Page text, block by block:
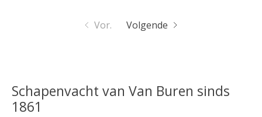
Vor. Volgende
Schapenvacht van Van Buren sinds
1861